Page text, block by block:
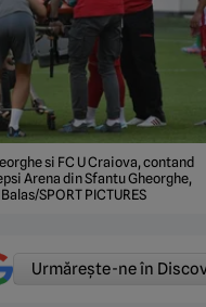
si FC U Craiova, contand
Arena din Sfantu Gheorghe,
SPORT PICTURES
Urmărește-ne în